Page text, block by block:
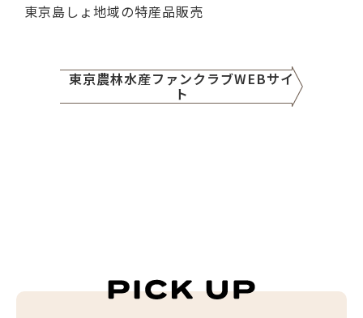
東京島しょ地域の特産品販売
東京農林水産ファンクラブWEBサイ
ト